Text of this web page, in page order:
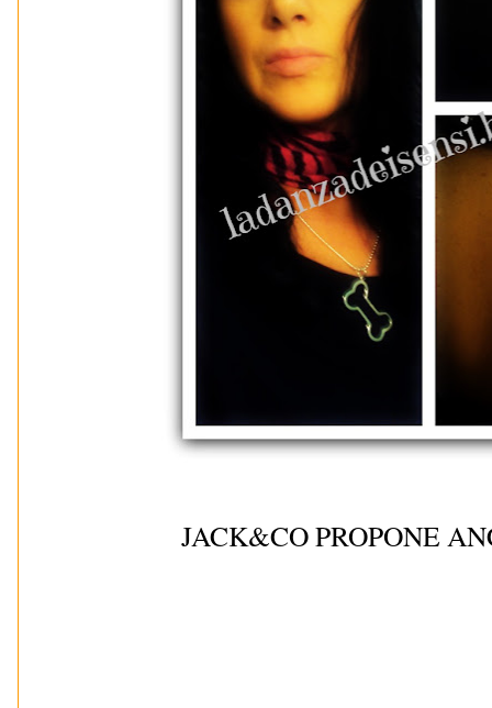
JACK&CO PROPONE